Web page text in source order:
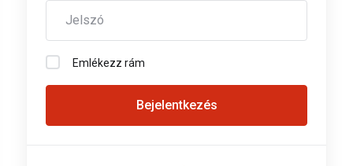
Emlékezz rám
Bejelentkezés